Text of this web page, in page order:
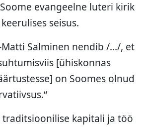
evangeelne luteri kirik
seisus.
Matti Salminen nendib /…/, et
[ühiskonnas
on Soomes olnud
traditsioonilise kapitali ja töö